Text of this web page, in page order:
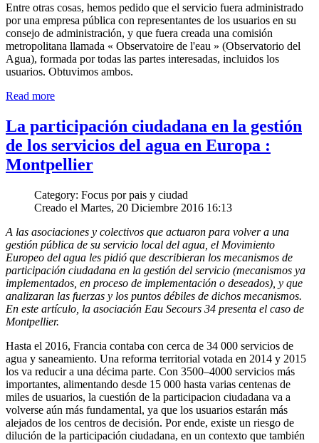
Entre otras cosas, hemos pedido que el servicio fuera administrado
por una empresa pública con representantes de los usuarios en su
consejo de administración, y que fuera creada una comisión
metropolitana llamada « Observatoire de l'eau » (Observatorio del
Agua), formada por todas las partes interesadas, incluidos los
usuarios. Obtuvimos ambos.
Read more
La participación ciudadana en la gestión
de los servicios del agua en Europa :
Montpellier
Category: Focus por pais y ciudad
Creado el Martes, 20 Diciembre 2016 16:13
A las asociaciones y colectivos que actuaron para volver a una
gestión pública de su servicio local del agua, el Movimiento
Europeo del agua les pidió que describieran los mecanismos de
participación ciudadana en la gestión del servicio (mecanismos ya
implementados, en proceso de implementación o deseados), y que
analizaran las fuerzas y los puntos débiles de dichos mecanismos.
En este artículo, la asociación Eau Secours 34 presenta el caso de
Montpellier.
Hasta el 2016, Francia contaba con cerca de 34 000 servicios de
agua y saneamiento. Una reforma territorial votada en 2014 y 2015
los va reducir a una décima parte. Con 3500–4000 servicios más
importantes, alimentando desde 15 000 hasta varias centenas de
miles de usuarios, la cuestión de la participacion ciudadana va a
volverse aún más fundamental, ya que los usuarios estarán más
alejados de los centros de decisión. Por ende, existe un riesgo de
dilución de la participación ciudadana, en un contexto que también